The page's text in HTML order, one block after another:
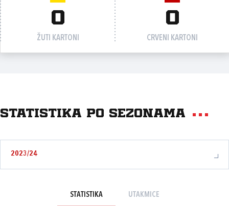
0
ŽUTI KARTONI
0
CRVENI KARTONI
Statistika po sezonama
2023/24
STATISTIKA UTAKMICE